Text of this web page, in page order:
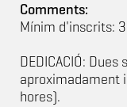
Comments:
Mínim d'inscrits: 3
DEDICACIÓ:
aproximadament
hores).